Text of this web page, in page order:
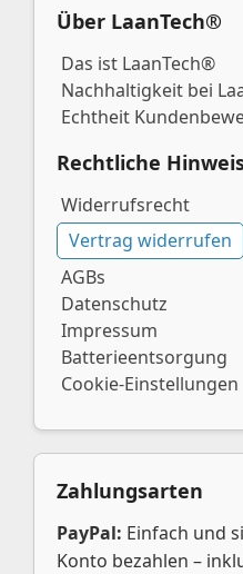
Über LaanTech®
Das ist LaanTech®
Nachhaltigkeit bei
Echtheit
Rechtliche
Widerrufsrecht
Vertrag widerrufen
AGBs
Datenschutz
Impressum
Batterieentsorgung
Cookie-Einstellungen
Zahlungsarten
PayPal: Einfach und
Konto bezahlen –